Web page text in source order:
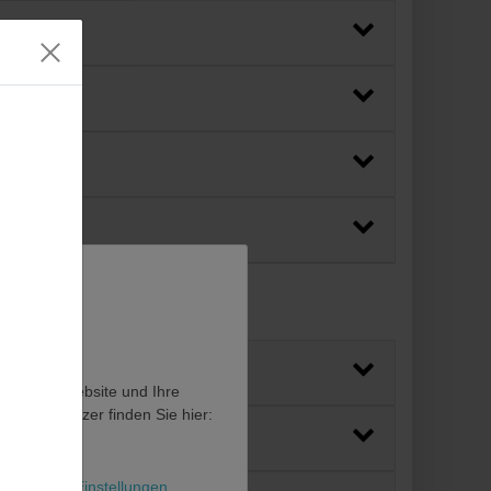
diese Website und Ihre
als Nutzer finden Sie hier:
Weitere Einstellungen